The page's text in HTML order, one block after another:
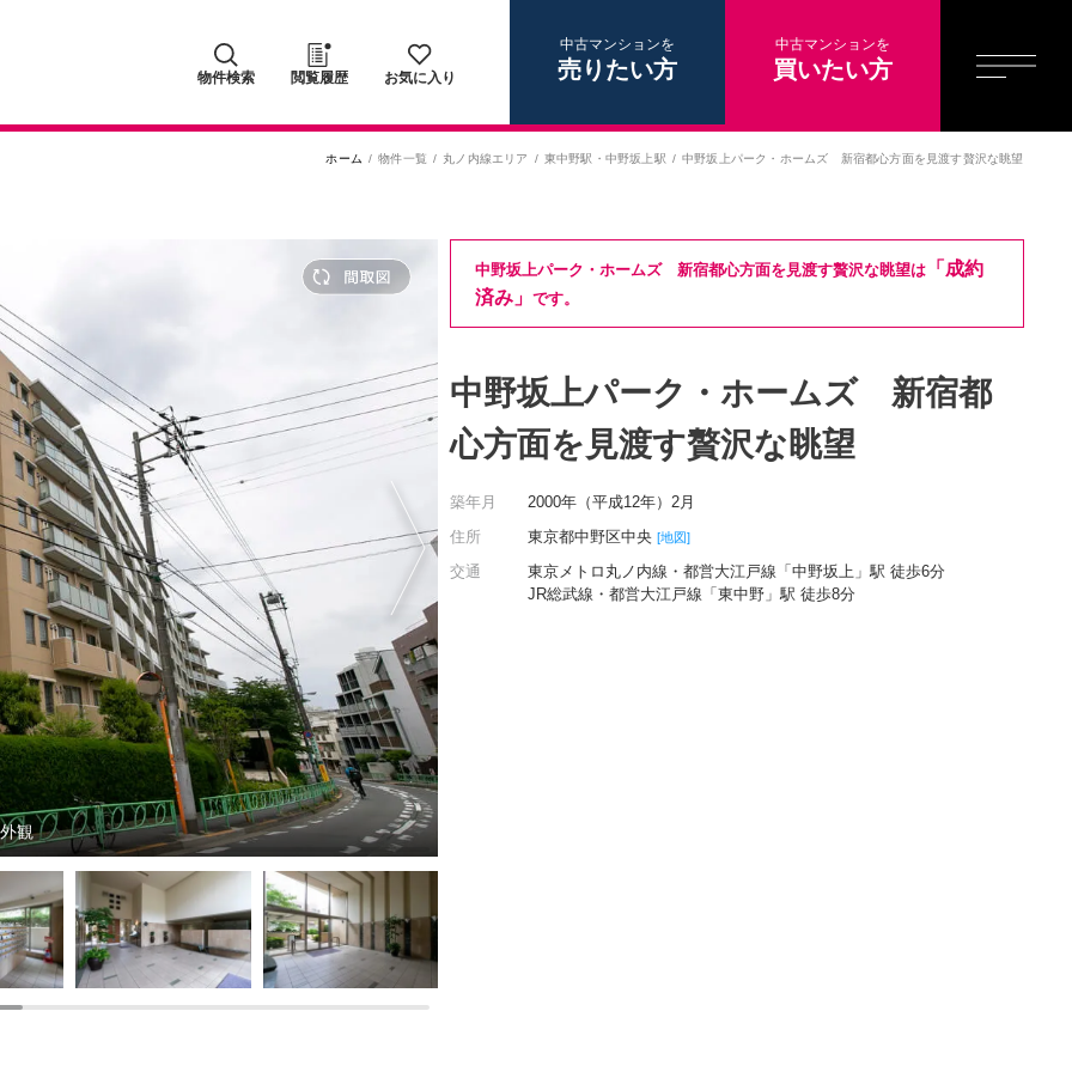
物件検索 閲覧履歴 お気に入り
中古マンションを
売りたい方
中古マンションを
買いたい方
ホーム 物件一覧 丸ノ内線エリア 東中野駅 ・ 中野坂上駅 中野坂上パーク・ホームズ 新宿都心方面を見渡す贅沢な眺望
観
中野坂上パーク・ホームズ 新宿都心方面を見渡す贅沢な眺望は「成約
済み」 です。
中野坂上パーク・ホームズ 新宿都
心方面を見渡す贅沢な眺望
築年月
2000年（平成12年）2月
住所
東京都中野区中央 [地図]
交通
東京メトロ丸ノ内線・都営大江戸線「中野坂上」駅 徒歩6分
JR総武線・都営大江戸線「東中野」駅 徒歩8分